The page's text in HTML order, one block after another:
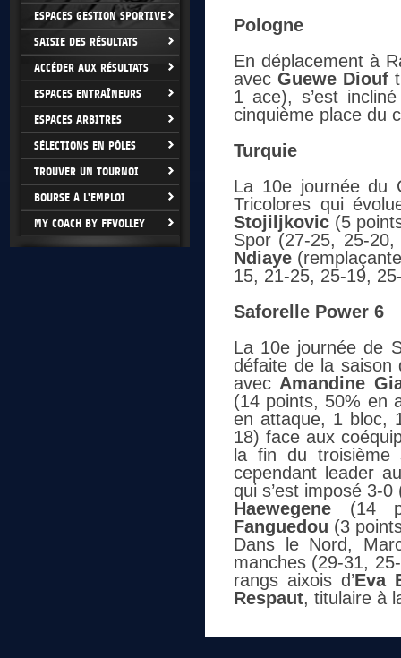
ESPACES GESTION SPORTIVE
SAISIE DES RÉSULTATS
ACCÉDER AUX RÉSULTATS
ESPACES ENTRAÎNEURS
ESPACES ARBITRES
SÉLECTIONS EN PÔLES
TROUVER UN TOURNOI
BOURSE À L'EMPLOI
MY COACH BY FFVOLLEY
Pologne
En déplacement à
avec Guewe Diouf
1 ace), s’est
cinquième place du
Turquie
La 10e journée du
Tricolores qui
Stojiljkovic (5
Spor (27-25, 25-
Ndiaye
15, 21-25, 25-19,
Saforelle Power 6
La 10e journée de
défaite de la saison
avec Amandine
(14 points, 50% en
en attaque, 1 bloc,
18) face aux
la fin du
cependant leader
qui s’est imposé 3-
Haewegene (14
Fanguedou (3
Dans le Nord,
manches (29-31,
rangs aixois d’Eva
Respaut, titulaire à